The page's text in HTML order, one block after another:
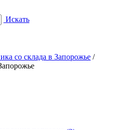
Искать
со склада в Запорожье /